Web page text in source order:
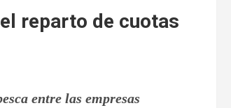
reparto de cuotas
entre las empresas